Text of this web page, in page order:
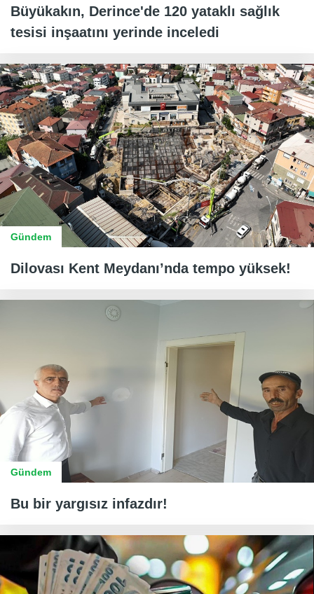
Büyükakın, Derince'de 120 yataklı sağlık
tesisi inşaatını yerinde inceledi
Gündem
Dilovası Kent Meydanı’nda tempo yüksek!
Gündem
Bu bir yargısız infazdır!